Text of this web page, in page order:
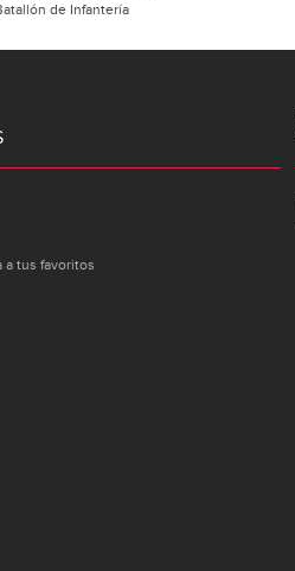
de Infantería
a tus favoritos